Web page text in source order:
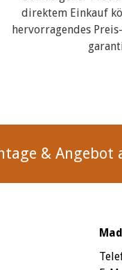
direktem Einkauf
hervorragendes
& Angebot